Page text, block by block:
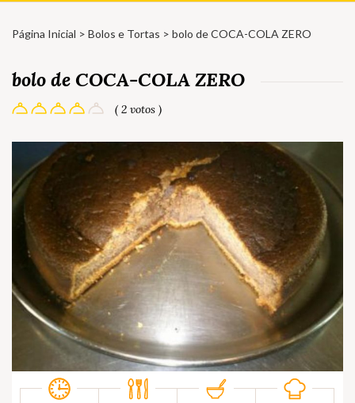
Página Inicial > Bolos e Tortas > bolo de COCA-COLA ZERO
bolo de COCA-COLA ZERO
( 2 votos )